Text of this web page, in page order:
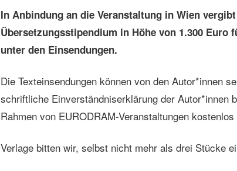
In Anbindung an die Veranstaltung in Wien
Übersetzungsstipendium in Höhe von 1.300
unter den Einsendungen.
Die Texteinsendungen können von den Autor*innen
schriftliche Einverständniserklärung der Autor*innen
Rahmen von EURODRAM-Veranstaltungen
Verlage bitten wir, selbst nicht mehr als drei Stücke